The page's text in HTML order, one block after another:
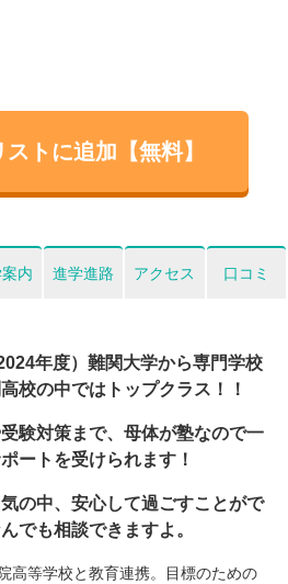
トに追加【無料】
案内 進学進路 アクセス 口コミ
年度）難関大学から専門学校
校の中ではトップクラス！！
験対策まで、母体が塾なので一
ートを受けられます！
の中、安心して過ごすことがで
でも相談できますよ。
高等学校と教育連携。目標のための